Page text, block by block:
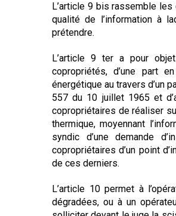
L’article 9 bis rassemble
qualité de l’information à
prétendre.
L’article 9 ter a pour
copropriétés, d’une part
énergétique au travers d’un
557 du 10 juillet 1965 et
copropriétaires de réaliser
thermique, moyennant
syndic d’une demande
copropriétaires d’un point
de ces derniers.
L’article 10 permet à
dégradées, ou à un